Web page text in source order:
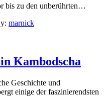
bis zu den unberührten…
marnick
Kambodscha
Geschichte und
einige der faszinierendsten